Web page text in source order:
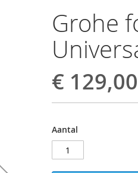
Grohe
€ 129,00
Aantal